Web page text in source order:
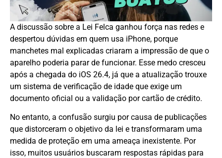
A discussão sobre a Lei Felca ganhou força nas redes e
despertou dúvidas em quem usa iPhone, porque
manchetes mal explicadas criaram a impressão de que o
aparelho poderia parar de funcionar. Esse medo cresceu
após a chegada do iOS 26.4, já que a atualização trouxe
um sistema de verificação de idade que exige um
documento oficial ou a validação por cartão de crédito.
No entanto, a confusão surgiu por causa de publicações
que distorceram o objetivo da lei e transformaram uma
medida de proteção em uma ameaça inexistente. Por
isso, muitos usuários buscaram respostas rápidas para